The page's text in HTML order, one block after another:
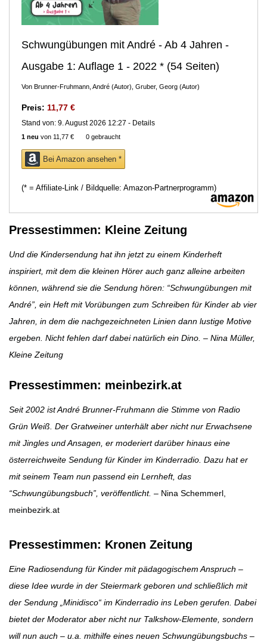
Schwungübungen mit André - Ab 4 Jahren -
Ausgabe 1: Auflage 1 - 2022 * (54 Seiten)
Von Brunner-Fruhmann, André (Autor), Gruber, Georg (Autor)
Preis: 11,77 €
Stand von: 9. August 2026 12:27 - Details
1 neu von 11,77 € 0 gebraucht
Bei Amazon ansehen *
(* = Affiliate-Link / Bildquelle: Amazon-Partnerprogramm)
Pressestimmen: Kleine Zeitung
Und die Kindersendung hat ihn jetzt zu einem Kinderheft
inspiriert, mit dem die kleinen Hörer auch ganz alleine arbeiten
können, während sie die Sendung hören: “Schwungübungen mit
André”, ein Heft mit Vorübungen zum Schreiben für Kinder ab vier
Jahren, in dem die nachgezeichneten Linien dann lustige Motive
ergeben. Nicht fehlen darf dabei natürlich ein Dino. – Nina Müller,
Kleine Zeitung
Pressestimmen: meinbezirk.at
Seit 2002 ist André Brunner-Fruhmann die Stimme von Radio
Grün Weiß. Der Gratweiner unterhält aber nicht nur Erwachsene
mit Jingles und Ansagen, er moderiert darüber hinaus eine
österreichweite Sendung für Kinder im Kinderradio. Dazu hat er
mit seinem Team nun passend ein Lernheft, das
“Schwungübungsbuch”, veröffentlicht. – Nina Schemmerl,
meinbezirk.at
Pressestimmen: Kronen Zeitung
Eine Radiosendung für Kinder mit pädagogischem Anspruch –
diese Idee wurde in der Steiermark geboren und schließlich mit
der Sendung „Minidisco“ im Kinderradio ins Leben gerufen. Dabei
bietet der Moderator aber nicht nur Talkshow-Elemente, sondern
will nun auch – u.a. mithilfe eines neuen Schwungübungsbuchs –